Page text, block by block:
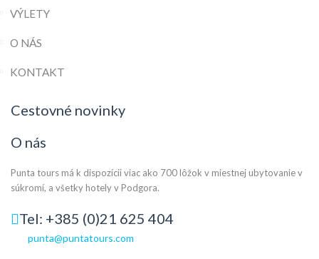
VÝLETY
O NÁS
KONTAKT
Cestovné novinky
O nás
Punta tours má k dispozícii viac ako 700 lôžok v miestnej ubytovanie v
súkromí, a všetky hotely v Podgora.
Tel: +385 (0)21 625 404
punta@puntatours.com